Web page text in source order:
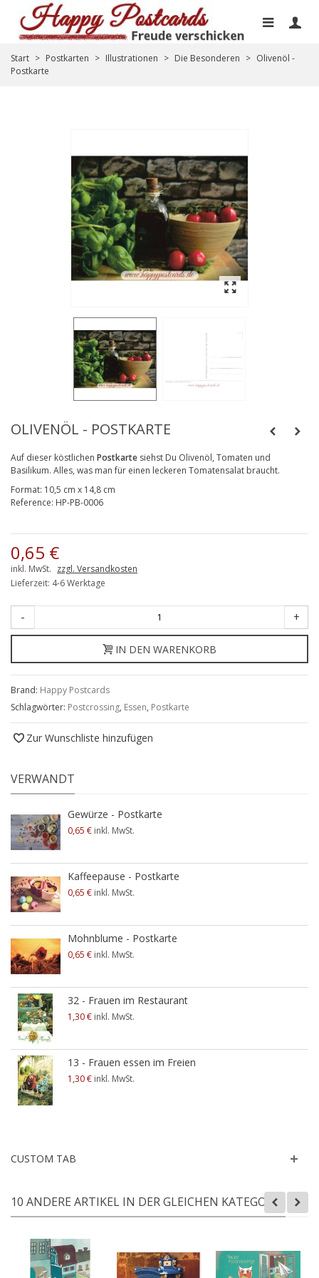
Start > Postkarten > Illustrationen > Die Besonderen > Olivenöl -
Postkarte
OLIVENÖL - POSTKARTE
Auf dieser köstlichen Postkarte siehst Du Olivenöl, Tomaten und
Basilikum. Alles, was man für einen leckeren Tomatensalat braucht.
Format: 10,5 cm x 14,8 cm
Reference: HP-PB-0006
0,65 €
inkl. MwSt. zzgl. Versandkosten
Lieferzeit: 4-6 Werktage
- +
IN DEN WARENKORB
Brand: Happy Postcards
Schlagwörter: Postcrossing, Essen, Postkarte
Zur Wunschliste hinzufügen
VERWANDT
Gewürze - Postkarte
0,65 € inkl. MwSt.
Kaffeepause - Postkarte
0,65 € inkl. MwSt.
Mohnblume - Postkarte
0,65 € inkl. MwSt.
32 - Frauen im Restaurant
1,30 € inkl. MwSt.
13 - Frauen essen im Freien
1,30 € inkl. MwSt.
CUSTOM TAB
10 ANDERE ARTIKEL IN DER GLEICHEN KATEGORIE: